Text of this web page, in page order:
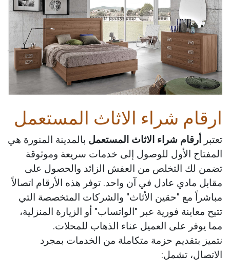
ارقام شراء الاثاث المستعمل
تعتبر أرقام شراء الاثاث المستعمل بالمدينة المنورة هي
المفتاح الأول للوصول إلى خدمات سريعة وموثوقة
تضمن لك التخلص من العفش الزائد والحصول على
مقابل مادي عادل في آن واحد. توفر هذه الأرقام اتصالاً
مباشراً مع "حقين الأثاث" والشركات المتخصصة التي
تتيح معاينة فورية عبر "الواتساب" أو الزيارة المنزلية،
مما يوفر على العميل عناء الذهاب للمحلات.
نتميز بتقديم حزمة متكاملة من الخدمات بمجرد
الاتصال، تشمل: